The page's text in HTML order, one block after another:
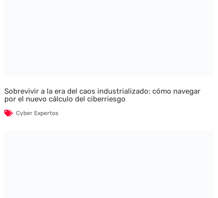
Sobrevivir a la era del caos industrializado: cómo navegar
por el nuevo cálculo del ciberriesgo
Cyber Expertos